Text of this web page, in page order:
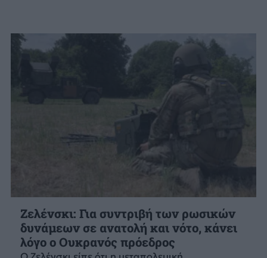
Ζελένσκι: Για συντριβή των ρωσικών
δυνάμεων σε ανατολή και νότο, κάνει
λόγο ο Ουκρανός πρόεδρος